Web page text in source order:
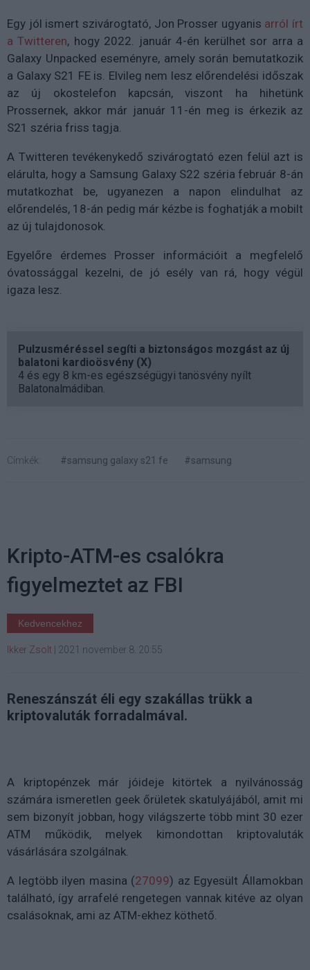
Egy jól ismert szivárogtató, Jon Prosser ugyanis arról írt
a Twitteren, hogy 2022. január 4-én kerülhet sor arra a
Galaxy Unpacked eseményre, amely során bemutatkozik
a Galaxy S21 FE is. Elvileg nem lesz előrendelési időszak
az új okostelefon kapcsán, viszont ha hihetünk
Prossernek, akkor már január 11-én meg is érkezik az
S21 széria friss tagja.
A Twitteren tevékenykedő szivárogtató ezen felül azt is
elárulta, hogy a Samsung Galaxy S22 széria február 8-án
mutatkozhat be, ugyanezen a napon elindulhat az
előrendelés, 18-án pedig már kézbe is foghatják a mobilt
az új tulajdonosok.
Egyelőre érdemes Prosser információit a megfelelő
óvatossággal kezelni, de jó esély van rá, hogy végül
igaza lesz.
Pulzusméréssel segíti a biztonságos mozgást az új
balatoni kardioösvény (X)
4 és egy 8 km-es egészségügyi tanösvény nyílt
Balatonalmádiban.
Címkék: #samsung galaxy s21 fe #samsung
Kripto-ATM-es csalókra
figyelmeztet az FBI
Kedvencekhez
Ikker Zsolt 2021 november 8. 20:55
Reneszánszát éli egy szakállas trükk a
kriptovaluták forradalmával.
A kriptopénzek már jóideje kitörtek a nyilvánosság
számára ismeretlen geek őrületek skatulyájából, amit mi
sem bizonyít jobban, hogy világszerte több mint 30 ezer
ATM működik, melyek kimondottan kriptovaluták
vásárlására szolgálnak.
A legtöbb ilyen masina (27099) az Egyesült Államokban
található, így arrafelé rengetegen vannak kitéve az olyan
csalásoknak, ami az ATM-ekhez köthető.